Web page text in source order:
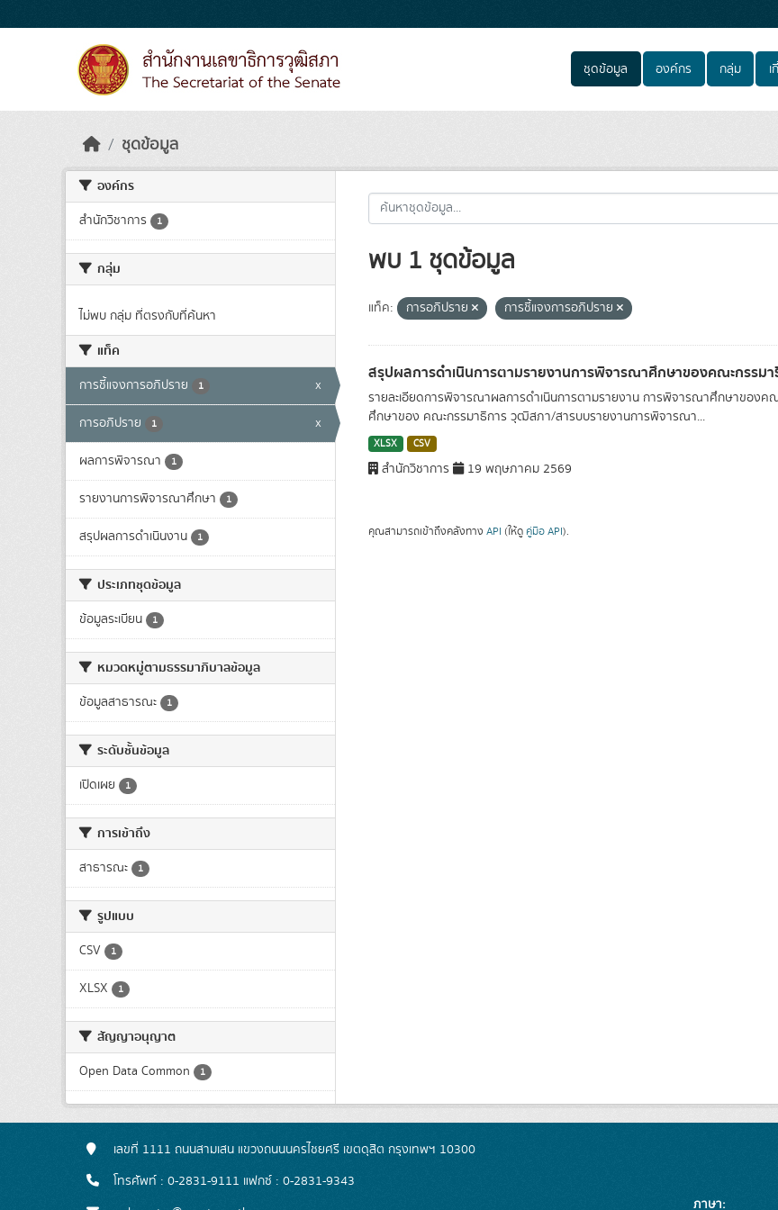
ชุดข้อมูล องค์กร กลุ่ม
ชุดข้อมูล
องค์กร
สำนักวิชาการ 1
กลุ่ม
ไม่พบ กลุ่ม ที่ตรงกับที่ค้นหา
แท็ค
การชี้แจงการอภิปราย 1 x
การอภิปราย 1 x
ผลการพิจารณา 1
รายงานการพิจารณาศึกษา 1
สรุปผลการดำเนินงาน 1
ประเภทชุดข้อมูล
ข้อมูลระเบียน 1
หมวดหมู่ตามธรรมาภิบาลข้อมูล
ข้อมูลสาธารณะ 1
ระดับชั้นข้อมูล
เปิดเผย 1
การเข้าถึง
สาธารณะ 1
รูปแบบ
CSV 1
XLSX 1
สัญญาอนุญาต
Open Data Common 1
พบ 1 ชุดข้อมูล
แท็ค: การอภิปราย การชี้แจงการอภิปราย
สรุปผลการดำเนินการตามรายงานการพิจารณาศึกษาของคณะกรรม
รายละเอียดการพิจารณาผลการดำเนินการตามรายงาน การพิจารณาศึกษาของ
ศึกษาของ คณะกรรมาธิการ วุฒิสภา/สารบบรายงานการพิจารณา...
XLSX CSV
สำนักวิชาการ 19 พฤษภาคม 2569
คุณสามารถเข้าถึงคลังทาง API (ให้ดู คู่มือ API).
เลขที่ 1111 ถนนสามเสน แขวงถนนนครไชยศรี เขตดุสิต กรุงเทพฯ 10300
โทรศัพท์ : 0-2831-9111 แฟกซ์ : 0-2831-9343
ภาษา